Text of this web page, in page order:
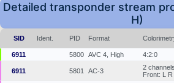
Detailed transponder stream
H)
SID Ident. PID Format
6911 5800 AVC 4, High 4:2:0
6911 5801 AC-3
2 channels
Front: L R